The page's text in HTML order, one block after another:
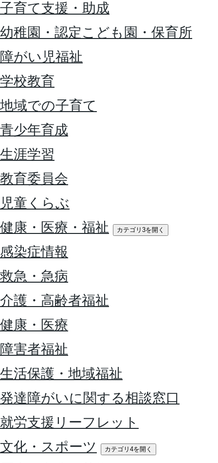
子育て支援・助成
幼稚園・認定こども園・保育所
障がい児福祉
学校教育
地域での子育て
青少年育成
生涯学習
教育委員会
児童くらぶ
健康・医療・福祉
カテゴリ3を開く
感染症情報
救急・急病
介護・高齢者福祉
健康・医療
障害者福祉
生活保護・地域福祉
発達障がいに関する相談窓口
就労支援リーフレット
文化・スポーツ
カテゴリ4を開く